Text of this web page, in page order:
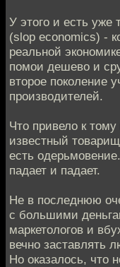
У этого и есть уже
(slop economics) -
реальной
помои дешево и
второе поколение
производителей.
Что привело к
известный
есть
падает и падает.
Не в последнюю
с большими
маркетологов и
вечно заставлять
Но оказалось, что